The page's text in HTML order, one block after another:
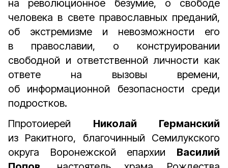
на революционное безумие, о свободе
человека в свете православных преданий,
об экстремизме и невозможности его
в православии, о конструировании
свободной и ответственной личности как
ответе на вызовы времени,
об информационной безопасности среди
подростков.
Ппротоиерей Николай Германский
из Ракитного, благочинный Семилукского
округа Воронежской епархии Василий